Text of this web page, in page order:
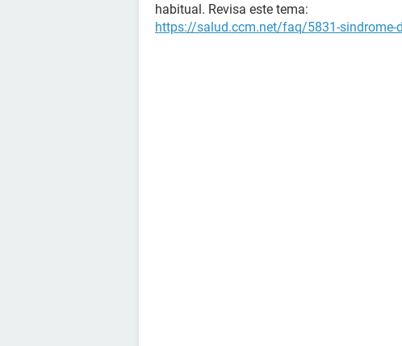
habitual. Revisa este tema:
https://salud.ccm.net/faq/5831-sindrome-